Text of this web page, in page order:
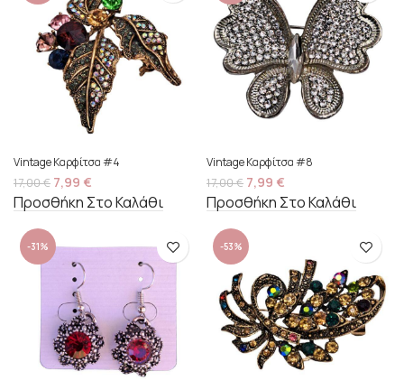
Vintage Καρφίτσα #4
17,00€ 7,99 €
Προσθήκη Στο Καλάθι
Vintage Καρφίτσα #8
17,00€ 7,99 €
Προσθήκη Στο Καλάθι
-31% -53%